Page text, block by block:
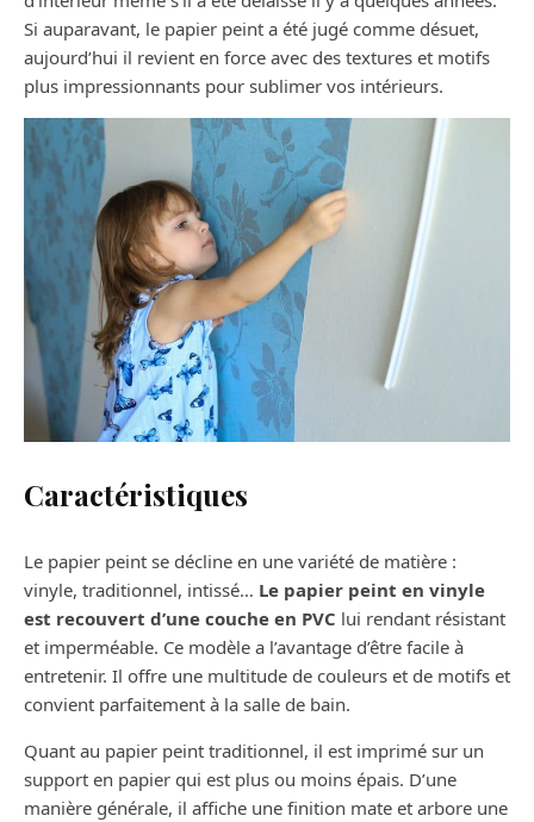
Si auparavant, le papier peint a été jugé comme désuet,
aujourd’hui il revient en force avec des textures et motifs
plus impressionnants pour sublimer vos intérieurs.
Caractéristiques
Le papier peint se décline en une variété de matière :
vinyle, traditionnel, intissé… Le papier peint en vinyle
est recouvert d’une couche en PVC lui rendant résistant
et imperméable. Ce modèle a l’avantage d’être facile à
entretenir. Il offre une multitude de couleurs et de motifs et
convient parfaitement à la salle de bain.
Quant au papier peint traditionnel, il est imprimé sur un
support en papier qui est plus ou moins épais. D’une
manière générale, il affiche une finition mate et arbore une